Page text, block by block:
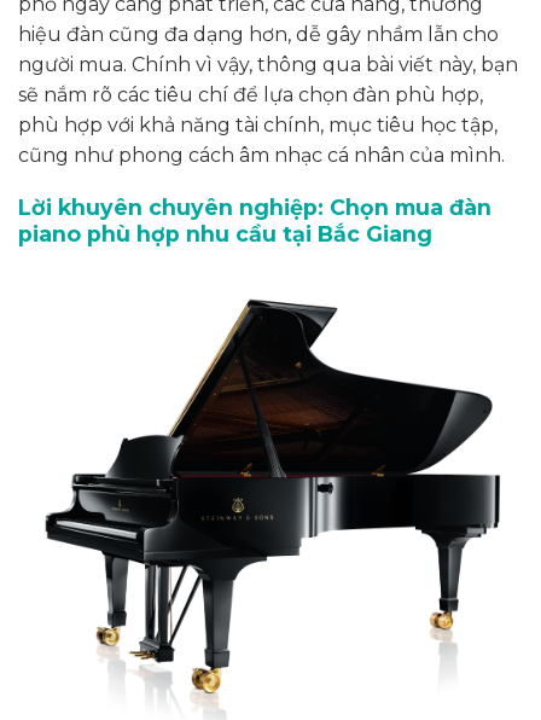
hiệu đàn cũng đa dạng hơn, dễ gây nhầm lẫn cho
người mua. Chính vì vậy, thông qua bài viết này, bạn
sẽ nắm rõ các tiêu chí để lựa chọn đàn phù hợp,
phù hợp với khả năng tài chính, mục tiêu học tập,
cũng như phong cách âm nhạc cá nhân của mình.
Lời khuyên chuyên nghiệp: Chọn mua đàn
piano phù hợp nhu cầu tại Bắc Giang